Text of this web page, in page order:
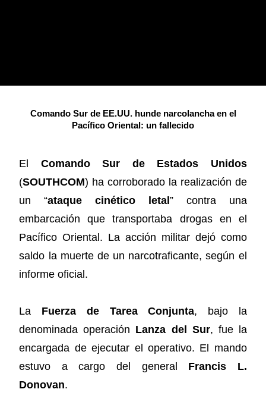
Comando Sur de EE.UU. hunde narcolancha en el
Pacífico Oriental: un fallecido
El Comando Sur de Estados Unidos
(SOUTHCOM) ha corroborado la realización de
un “ataque cinético letal” contra una
embarcación que transportaba drogas en el
Pacífico Oriental. La acción militar dejó como
saldo la muerte de un narcotraficante, según el
informe oficial.
La Fuerza de Tarea Conjunta, bajo la
denominada operación Lanza del Sur, fue la
encargada de ejecutar el operativo. El mando
estuvo a cargo del general Francis L.
Donovan.